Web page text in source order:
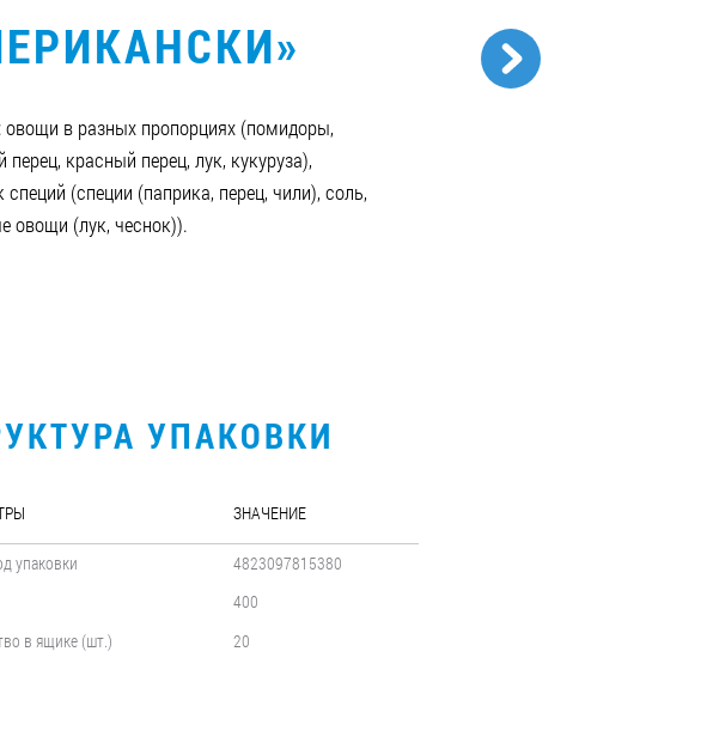
овощи в разных пропорциях (помидоры,
перец, красный перец, лук, кукуруза),
специй (специи (паприка, перец, чили), соль,
овощи (лук, чеснок)).
УПАКОВКИ
ЗНАЧЕНИЕ
упаковки
4823097815380
400
в ящике (шт.)
20